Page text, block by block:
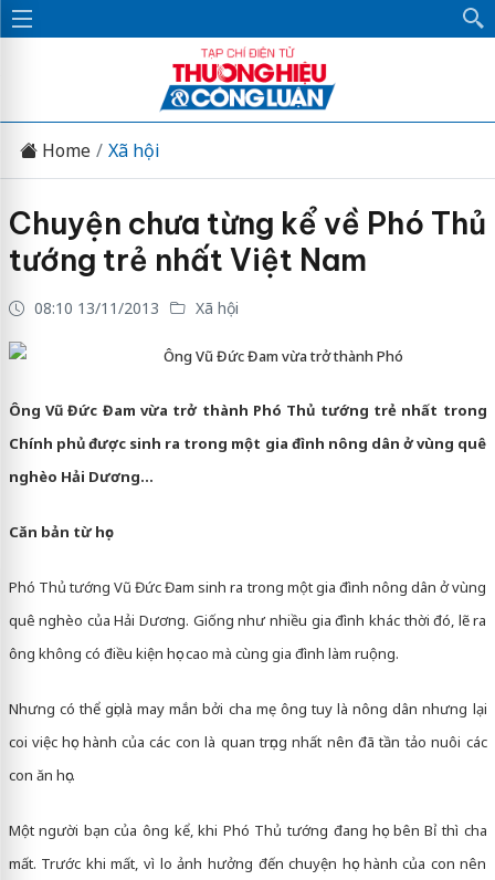
Home Xã hội
Chuyện chưa từng kể về Phó Thủ
tướng trẻ nhất Việt Nam
08:10 13/11/2013 Xã hội
Ông Vũ Đức Đam vừa trở thành Phó
Ông Vũ Đức Đam vừa trở thành Phó Thủ tướng trẻ nhất trong
Chính phủ được sinh ra trong một gia đình nông dân ở vùng quê
nghèo Hải Dương...
Căn bản từ học
Phó Thủ tướng Vũ Đức Đam sinh ra trong một gia đình nông dân ở vùng
quê nghèo của Hải Dương. Giống như nhiều gia đình khác thời đó, lẽ ra
ông không có điều kiện học cao mà cùng gia đình làm ruộng.
Nhưng có thể gọi là may mắn bởi cha mẹ ông tuy là nông dân nhưng lại
coi việc học hành của các con là quan trọng nhất nên đã tần tảo nuôi các
con ăn học.
Một người bạn của ông kể, khi Phó Thủ tướng đang học bên Bỉ thì cha
mất. Trước khi mất, vì lo ảnh hưởng đến chuyện học hành của con nên